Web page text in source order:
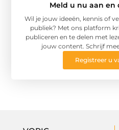
Meld u nu aan en
Wil je jouw ideeën, kennis of
publiek? Met ons platform
publiceren en te delen met
jouw content. Schrijf
Registreer u